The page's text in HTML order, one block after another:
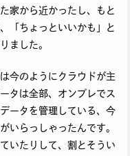
家から近かったし、もと
「ちょっといいかも」と
ました。
今のようにクラウドが主
タは全部、オンプレでス
ータを管理している、今
いらっしゃったんです。
いたりして、割とそうい